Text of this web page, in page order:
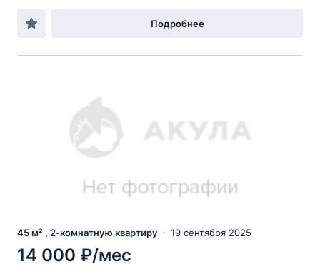
Подробнее
45 м² , 2-комнатную квартиру 19 сентября 2025
14 000 ₽/мес